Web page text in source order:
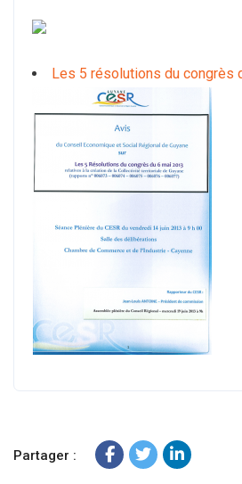
Les 5 résolutions du congrès
Partager :